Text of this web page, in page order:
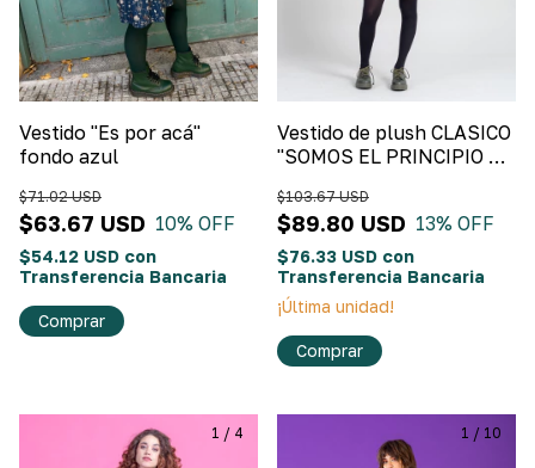
Vestido "Es por acá"
fondo azul
$63.67 USD
$71.02 USD
10% OFF
$54.12 USD con
Transferencia Bancaria
Comprar
Vestido de plush CLASICO
"SOMOS EL PRINCIPIO DE
$89.80 USD
$103.67 USD
13% OFF
$76.33 USD con
Transferencia Bancaria
¡Última unidad!
Comprar
1 / 4 1 / 10